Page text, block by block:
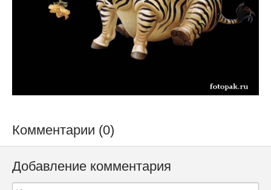
Комментарии (0)
Добавление комментария